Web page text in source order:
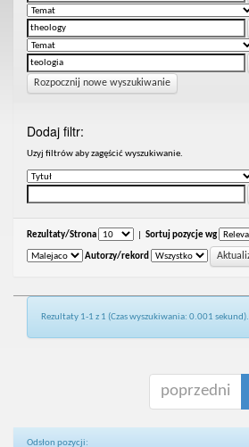
Rozpocznij nowe wyszukiwanie
Dodaj filtr:
Uzyj filtrów aby zagęścić wyszukiwanie.
Rezultaty/Strona Sortuj pozycje wg
Autorzy/rekord
Rezultaty 1-1 z 1 (Czas wyszukiwania: 0.001 sekund).
poprzedni
Odsłon pozycji: